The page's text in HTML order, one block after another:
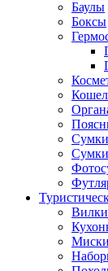
Баулы
Боксы
Сумки
Сумки